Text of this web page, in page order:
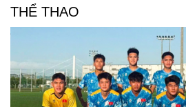
THỂ THAO